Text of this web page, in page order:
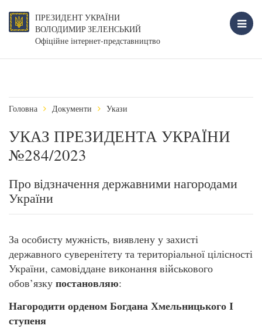
ПРЕЗИДЕНТ УКРАЇНИ
ВОЛОДИМИР ЗЕЛЕНСЬКИЙ
Офіційне інтернет-представництво
Головна Документи Укази
УКАЗ ПРЕЗИДЕНТА УКРАЇНИ
№284/2023
Про відзначення державними нагородами
України
За особисту мужність, виявлену у захисті
державного суверенітету та територіальної цілісності
України, самовіддане виконання військового
обов’язку постановляю:
Нагородити орденом Богдана Хмельницького І
ступеня